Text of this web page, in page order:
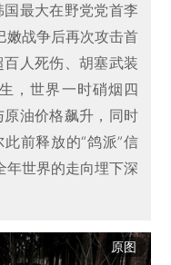
最大在野党党首李
战争后再次攻击首
人死伤、胡塞武装
，世界一时硝烟四
油价格飙升，同时
前释放的“鸽派”信
世界的走向埋下深
原图